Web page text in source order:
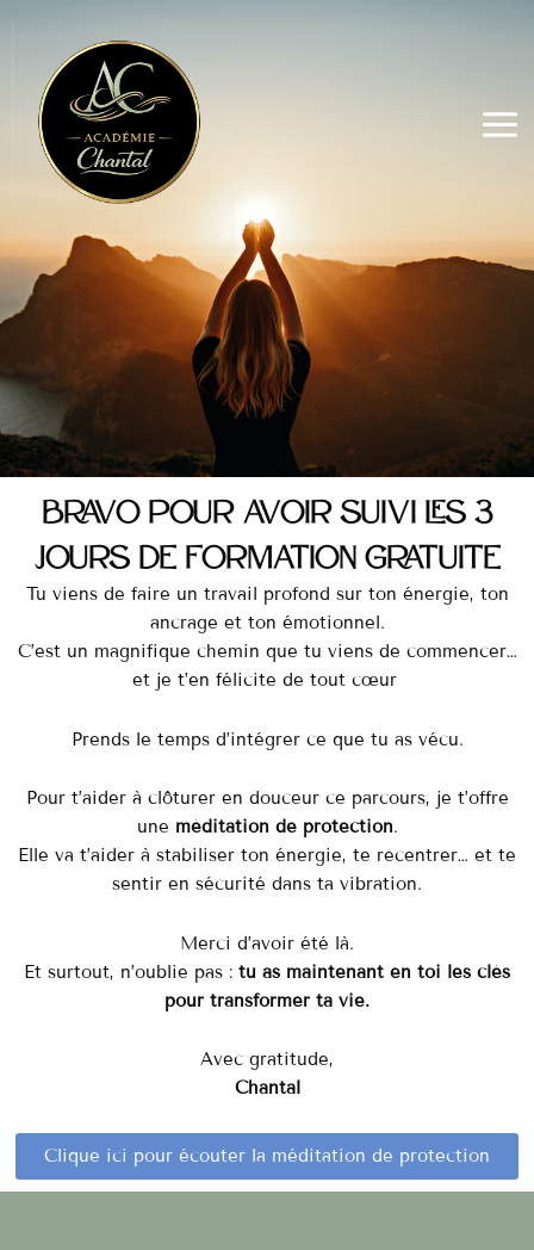
contenu
Bravo pour avoir suivi les 3
jours de formation gratuite
Tu viens de faire un travail profond sur ton énergie, ton
ancrage et ton émotionnel.
C’est un magnifique chemin que tu viens de commencer…
et je t’en félicite de tout cœur
Prends le temps d’intégrer ce que tu as vécu.
Pour t’aider à clôturer en douceur ce parcours, je t’offre
une méditation de protection.
Elle va t’aider à stabiliser ton énergie, te recentrer… et te
sentir en sécurité dans ta vibration.
Merci d’avoir été là.
Et surtout, n’oublie pas : tu as maintenant en toi les clés
pour transformer ta vie.
Avec gratitude,
Chantal
Clique ici pour écouter la méditation de protection